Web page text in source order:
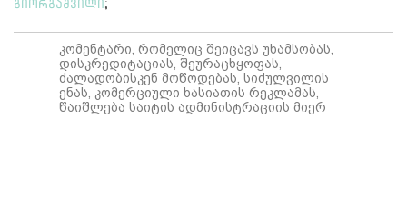
გიორგაშვილი ;
კომენტარი, რომელიც შეიცავს უხამსობას,
დისკრედიტაციას, შეურაცხყოფას,
ძალადობისკენ მოწოდებას, სიძულვილის
ენას, კომერციული ხასიათის რეკლამას,
წაიშლება საიტის ადმინისტრაციის მიერ